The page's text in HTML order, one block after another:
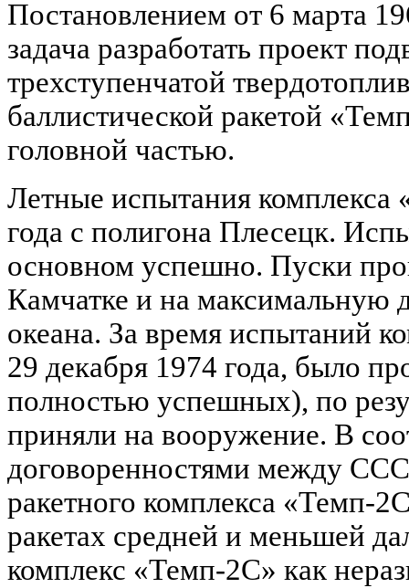
Постановлением от 6 марта
задача разработать проект
трехступенчатой
баллистической ракетой
головной частью.
Летные испытания комплекса
года с полигона Плесецк.
основном успешно. Пуски
Камчатке и на максимальную
океана. За время испытаний
29 декабря 1974 года, было
полностью успешных), по
приняли на вооружение. В
договоренностями между
ракетного комплекса «Темп-
ракетах средней и меньшей
комплекс «Темп-2С» как